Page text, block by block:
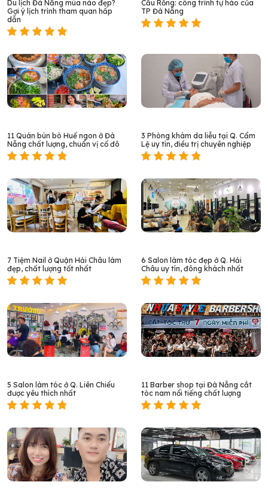
Du lịch Đà Nẵng mùa nào đẹp?
Gợi ý lịch trình tham quan hấp
dẫn
Cầu Rồng: công trình tự hào của
TP Đà Nẵng
11 Quán bún bò Huế ngon ở Đà
Nẵng chất lượng, chuẩn vị cố đô
3 Phòng khám da liễu tại Q. Cẩm
Lệ uy tín, điều trị chuyên nghiệp
7 Tiệm Nail ở Quận Hải Châu làm
đẹp, chất lượng tốt nhất
6 Salon làm tóc đẹp ở Q. Hải
Châu uy tín, đông khách nhất
5 Salon làm tóc ở Q. Liên Chiểu
được yêu thích nhất
11 Barber shop tại Đà Nẵng cắt
tóc nam nổi tiếng chất lượng